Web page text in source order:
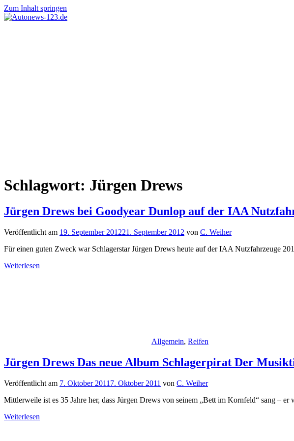
Zum Inhalt springen
Schlagwort: Jürgen Drews
Jürgen Drews bei Goodyear Dunlop auf der IAA
Veröffentlicht am 19. September 201221. September 2012 von C. Weiher
Für einen guten Zweck war Schlagerstar Jürgen Drews heute auf der IAA Nutzfahrzeuge
Weiterlesen
Allgemein, Reifen
Jürgen Drews Das neue Album Schlagerpirat Der
Veröffentlicht am 7. Oktober 2011 7. Oktober 2011 von C. Weiher
Mittlerweile ist es 35 Jahre her, dass Jürgen Drews von seinem „Bett im Kornfeld“ sang – er
Weiterlesen